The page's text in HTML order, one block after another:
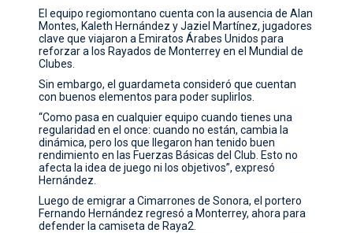
El equipo regiomontano cuenta con la ausencia de Alan
Montes, Kaleth Hernández y Jaziel Martínez, jugadores
clave que viajaron a Emiratos Árabes Unidos para
reforzar a los Rayados de Monterrey en el Mundial de
Clubes.
Sin embargo, el guardameta consideró que cuentan
con buenos elementos para poder suplirlos.
“Como pasa en cualquier equipo cuando tienes una
regularidad en el once: cuando no están, cambia la
dinámica, pero los que llegaron han tenido buen
rendimiento en las Fuerzas Básicas del Club. Esto no
afecta la idea de juego ni los objetivos”, expresó
Hernández.
Luego de emigrar a Cimarrones de Sonora, el portero
Fernando Hernández regresó a Monterrey, ahora para
defender la camiseta de Raya2.